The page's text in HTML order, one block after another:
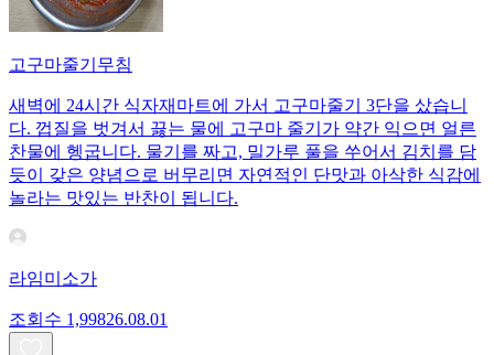
고구마줄기무침
새벽에 24시간 식자재마트에 가서 고구마줄기 3단을 샀습니
다. 껍질을 벗겨서 끓는 물에 고구마 줄기가 약간 익으면 얼른
찬물에 헹굽니다. 물기를 짜고, 밀가루 풀을 쑤어서 김치를 담
듯이 갖은 양념으로 버무리면 자연적인 단맛과 아삭한 식감에
놀라는 맛있는 반찬이 됩니다.
라임미소가
조회수 1,99826.08.01